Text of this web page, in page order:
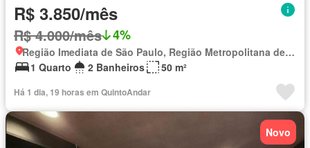
R$ 3.850/mês
R$ 4.000/mês 4%
Região Imediata de São Paulo, Região Metropolitana de São Paulo
1 Quarto
2 Banheiros 50 m²
Há 1 dia, 19 horas em QuintoAndar
Novo